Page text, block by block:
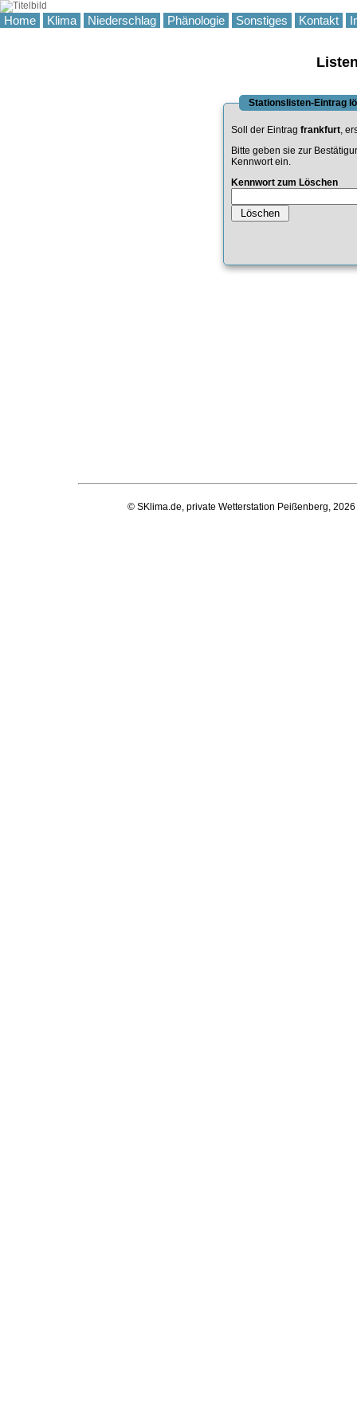
Home Klima Niederschlag Phänologie Sonstiges Kontakt
Stationslisten-Eintrag
Soll der Eintrag frankfurt,
Bitte geben sie zur
Kennwort ein.
Kennwort zum Löschen
© SKlima.de, private Wetterstation Peißenberg,